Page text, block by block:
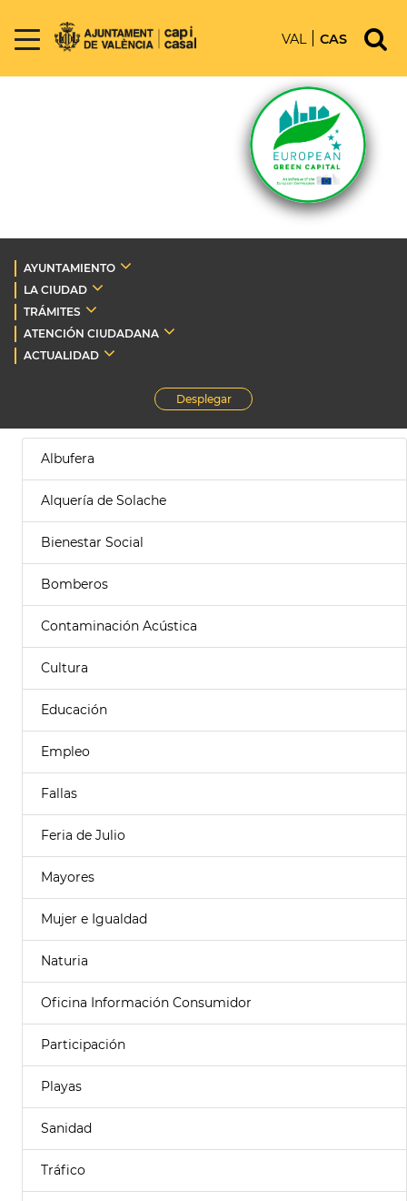
VAL CAS
AYUNTAMIENTO
LA CIUDAD
TRÁMITES
ATENCIÓN CIUDADANA
ACTUALIDAD
Desplegar
Albufera
Alquería de Solache
Bienestar Social
Bomberos
Contaminación Acústica
Cultura
Educación
Empleo
Fallas
Feria de Julio
Mayores
Mujer e Igualdad
Naturia
Oficina Información Consumidor
Participación
Playas
Sanidad
Tráfico